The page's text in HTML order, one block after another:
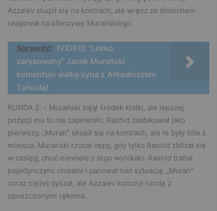
Azzaiev skupił się na kontrach, ale wręcz ze śmiechem
reagował na ofensywę Murańskiego.
Sprawdź! (VIDEO) "Lekko
zarysowany" Jacek Murański
komentuje walkę syna z Arkadiuszem
Tańculą!
RUNDA 2. – Murański zajął środek klatki, ale lepszej
pozycji mu to nie zapewniło. Rashid zaatakował jako
pierwszy. „Muran” skupił się na kontrach, ale te były bite z
miejsca. Murański rzucał cepy, gdy tylko Rashid zbliżał się
w zasięg, choć niewiele z tego wynikało. Rashid trafiał
pojedynczymi ciosami i panował nad sytuacją. „Muran”
coraz ciężej dyszał, ale Azzaiev kończył rundę z
opuszczonymi rękoma.